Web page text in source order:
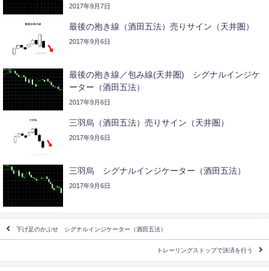
2017年9月7日
最後の抱き線（酒田五法）売りサイン（天井圏）
2017年9月6日
最後の抱き線／包み線(天井圏) シグナルインジケ
ーター（酒田五法）
2017年9月6日
三羽烏（酒田五法）売りサイン（天井圏）
2017年9月6日
三羽烏 シグナルインジケーター（酒田五法）
2017年9月6日
下げ足のかぶせ シグナルインジケーター（酒田五法）
トレーリングストップで決済を行う